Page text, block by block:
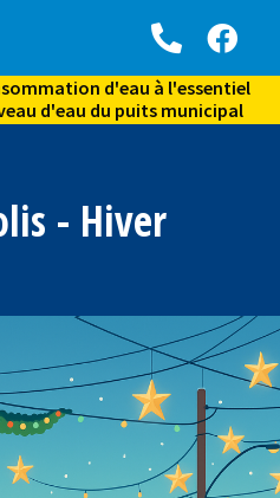
)
d'eau à l'essentiel
d'eau du puits municipal
- Hiver